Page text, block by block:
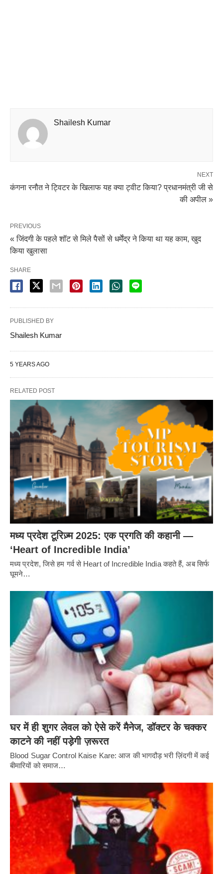
Shailesh Kumar
NEXT
कंगना रनौत ने ट्विटर के खिलाफ यह क्या ट्वीट किया? प्रधानमंत्री जी से
की अपील »
PREVIOUS
« जिंदगी के पहले शॉट से मिले पैसों से धर्मेंद्र ने किया था यह काम, खुद
किया खुलासा
SHARE
PUBLISHED BY
Shailesh Kumar
5 YEARS AGO
RELATED POST
मध्य प्रदेश टूरिज़्म 2025: एक प्रगति की कहानी —
‘Heart of Incredible India’
मध्य प्रदेश, जिसे हम गर्व से Heart of Incredible India कहते हैं, अब सिर्फ
घूमने…
घर में ही शुगर लेवल को ऐसे करें मैनेज, डॉक्टर के चक्कर
काटने की नहीं पड़ेगी ज़रूरत
Blood Sugar Control Kaise Kare: आज की भागदौड़ भरी ज़िंदगी में कई
बीमारियों को समाज…